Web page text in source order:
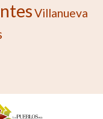
Villanueva